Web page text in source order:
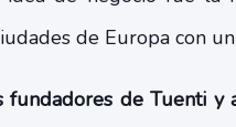
de Europa con
de Tuenti y